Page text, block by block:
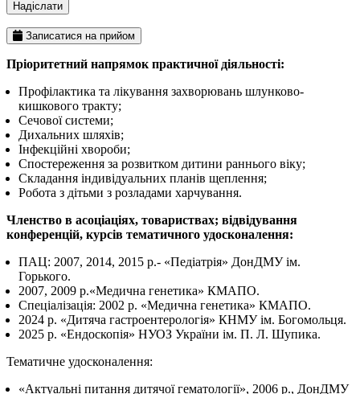
Записатися на прийом
Пріоритетний напрямок практичної діяльності:
Профілактика та лікування захворювань шлунково-
кишкового тракту;
Сечової системи;
Дихальних шляхів;
Інфекційні хвороби;
Спостереження за розвитком дитини раннього віку;
Складання індивідуальних планів щеплення;
Робота з дітьми з розладами харчування.
Членство в асоціаціях, товариствах; відвідування
конференцій, курсів тематичного удосконалення:
ПАЦ: 2007, 2014, 2015 р.- «Педіатрія» ДонДМУ ім.
Горького.
2007, 2009 р.«Медична генетика» КМАПО.
Спеціалізація: 2002 р. «Медична генетика» КМАПО.
2024 р. «Дитяча гастроентерологія» КНМУ ім. Богомольця.
2025 р. «Ендоскопія» НУОЗ України ім. П. Л. Шупика.
Тематичне удосконалення:
«Актуальні питання дитячої гематології», 2006 р., ДонДМУ